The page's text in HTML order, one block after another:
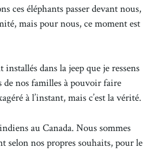
ces éléphants passer devant nous,
mais pour nous, ce moment est
dans la jeep que je ressens
nos familles à pouvoir faire
à l’instant, mais c’est la vérité.
au Canada. Nous sommes
selon nos propres souhaits, pour le